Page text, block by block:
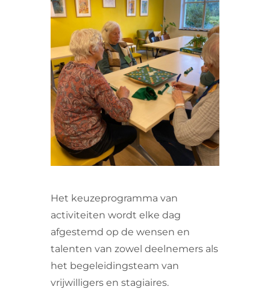
VRIJWILLIGERS & STAGIAIRES
CONTACT
Het keuzeprogramma van
activiteiten wordt elke dag
afgestemd op de wensen en
talenten van zowel deelnemers als
het begeleidingsteam van
vrijwilligers en stagiaires.